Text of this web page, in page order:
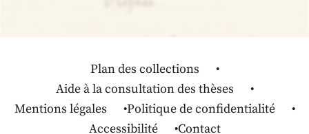
Plan des collections
Aide à la consultation des thèses
Mentions légales
Politique de confidentialité
Accessibilité
Contact